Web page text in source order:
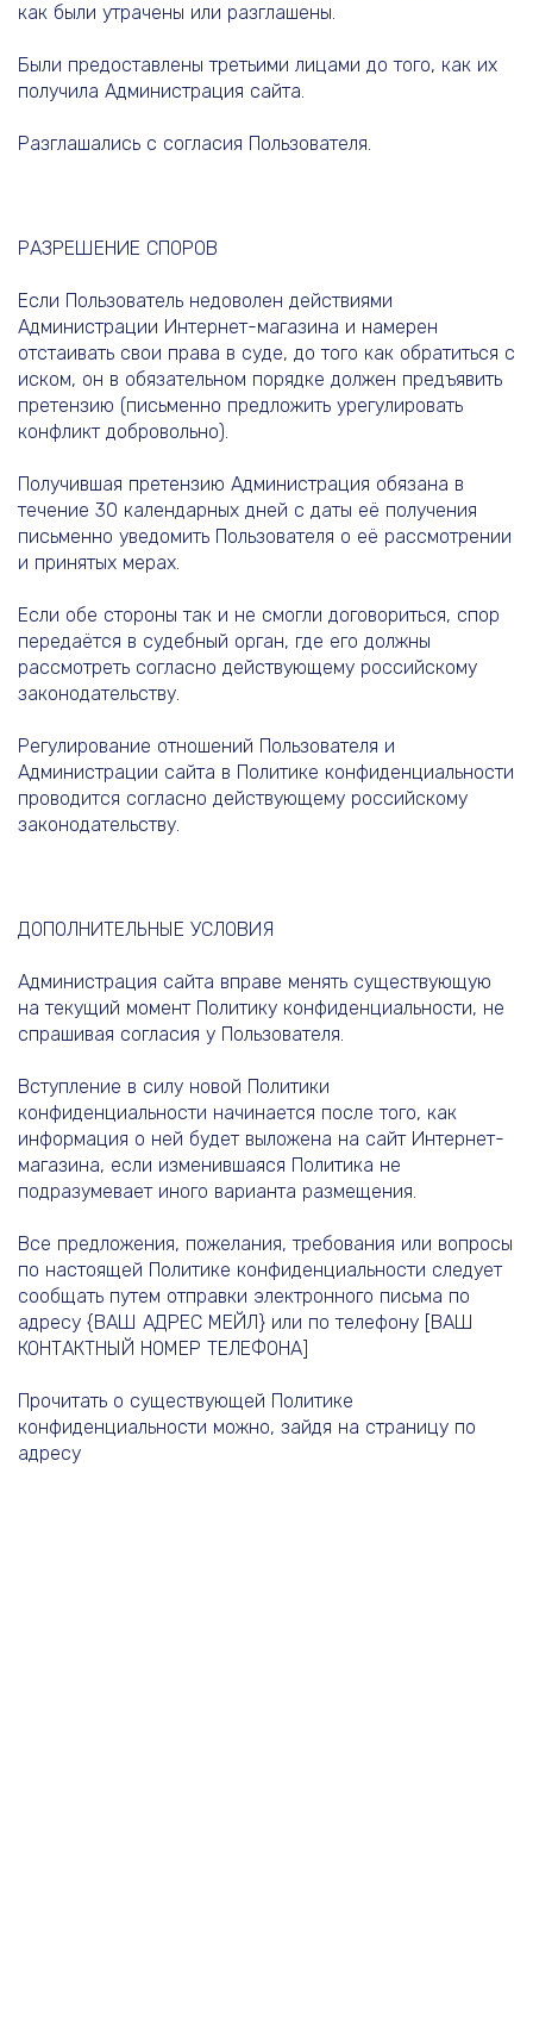
как были утрачены или разглашены.
Были предоставлены третьими лицами до того, как их
получила Администрация сайта.
Разглашались с согласия Пользователя.
РАЗРЕШЕНИЕ СПОРОВ
Если Пользователь недоволен действиями
Администрации Интернет-магазина и намерен
отстаивать свои права в суде, до того как обратиться с
иском, он в обязательном порядке должен предъявить
претензию (письменно предложить урегулировать
конфликт добровольно).
Получившая претензию Администрация обязана в
течение 30 календарных дней с даты её получения
письменно уведомить Пользователя о её рассмотрении
и принятых мерах.
Если обе стороны так и не смогли договориться, спор
передаётся в судебный орган, где его должны
рассмотреть согласно действующему российскому
законодательству.
Регулирование отношений Пользователя и
Администрации сайта в Политике конфиденциальности
проводится согласно действующему российскому
законодательству.
ДОПОЛНИТЕЛЬНЫЕ УСЛОВИЯ
Администрация сайта вправе менять существующую
на текущий момент Политику конфиденциальности, не
спрашивая согласия у Пользователя.
Вступление в силу новой Политики
конфиденциальности начинается после того, как
информация о ней будет выложена на сайт Интернет-
магазина, если изменившаяся Политика не
подразумевает иного варианта размещения.
Все предложения, пожелания, требования или вопросы
по настоящей Политике конфиденциальности следует
сообщать путем отправки электронного письма по
адресу {ВАШ АДРЕС МЕЙЛ} или по телефону [ВАШ
КОНТАКТНЫЙ НОМЕР ТЕЛЕФОНА]
Прочитать о существующей Политике
конфиденциальности можно, зайдя на страницу по
адресу